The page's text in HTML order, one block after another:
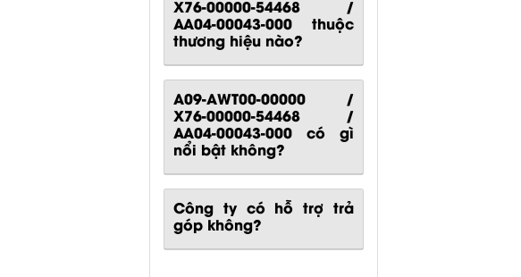
X76-00000-54468 /
AA04-00043-000 thuộc
thương hiệu nào?
A09-AWT00-00000 /
X76-00000-54468 /
AA04-00043-000 có gì
nổi bật không?
Công ty có hỗ trợ trả
góp không?